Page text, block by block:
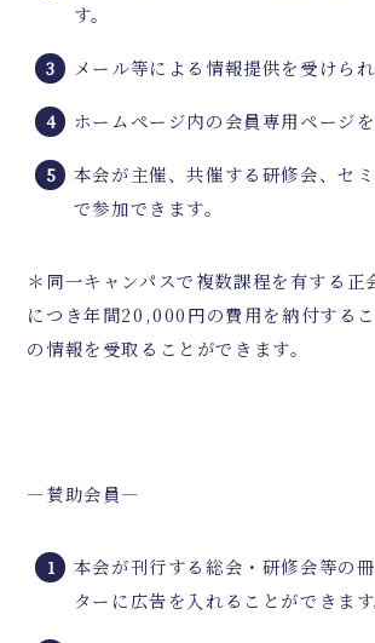
す。
メール等による情報提供を受けられ
ホームページ内の会員専用ページを
本会が主催、共催する研修会、セ
で参加できます。
＊同一キャンパスで複数課程を有する正
につき年間20,000円の費用を納付する
の情報を受取ることができます。
―賛助会員―
本会が刊行する総会・研修会等の
ターに広告を入れることができます